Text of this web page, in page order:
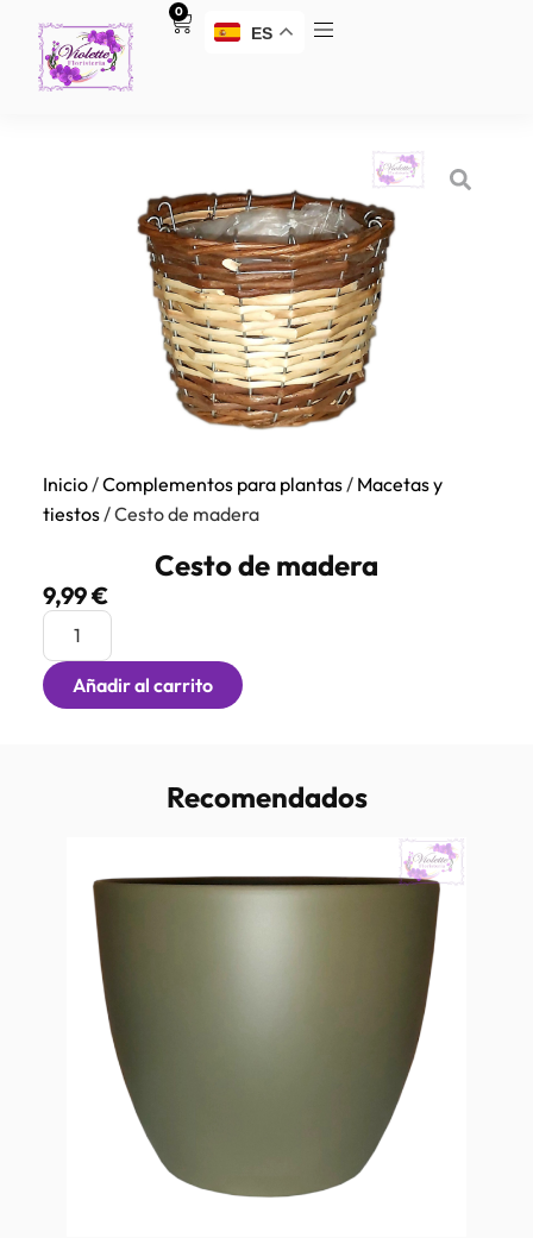
0
ES
Inicio/Complementos para plantas/ Macetas y
tiestos/ Cesto de madera
Cesto de madera
9,99€
Añadir al carrito
Recomendados